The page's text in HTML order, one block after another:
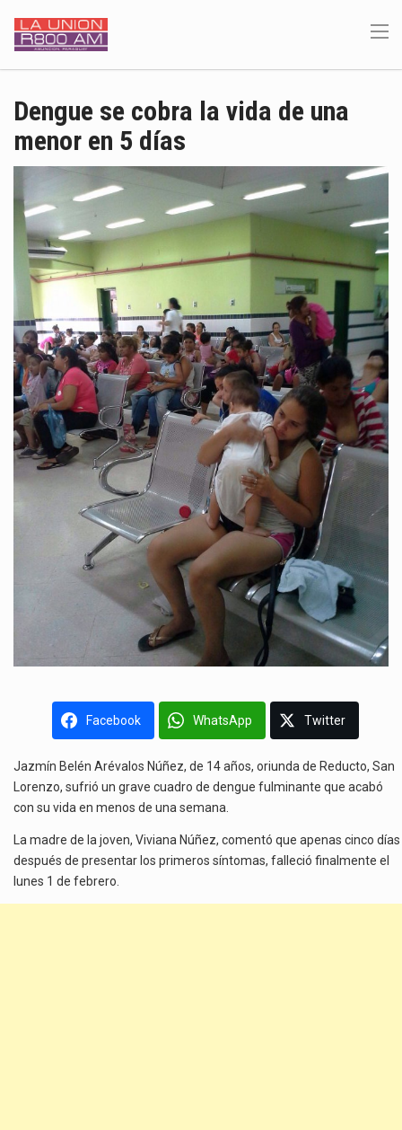
Dengue se cobra la vida de una
menor en 5 días
Facebook WhatsApp Twitter
Jazmín Belén Arévalos Núñez, de 14 años, oriunda de Reducto, San
Lorenzo, sufrió un grave cuadro de dengue fulminante que acabó
con su vida en menos de una semana.
La madre de la joven, Viviana Núñez, comentó que apenas cinco días
después de presentar los primeros síntomas, falleció finalmente el
lunes 1 de febrero.